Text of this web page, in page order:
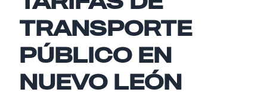
TRANSPORTE
PÚBLICO EN
NUEVO LEÓN
Nombre
Email